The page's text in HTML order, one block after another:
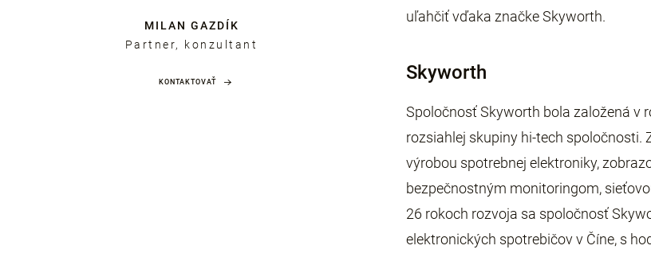
MILAN GAZDÍK
Partner, konzultant
KONTAKTOVAŤ
uľahčiť vďaka značke Skyworth.
Skyworth
Spoločnosť Skyworth bola založená v
rozsiahlej skupiny hi-tech spoločnosti.
výrobou spotrebnej elektroniky,
bezpečnostným monitoringom,
26 rokoch rozvoja sa spoločnosť
elektronických spotrebičov v Číne, s